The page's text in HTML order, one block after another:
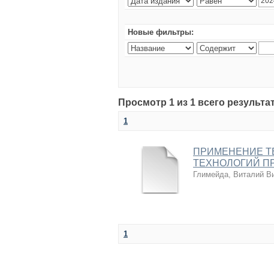
Новые фильтры:
Просмотр 1 из 1 всего
1
ПРИМЕНЕНИЕ
ТЕХНОЛОГИЙ
Глимейда, Виталий
1